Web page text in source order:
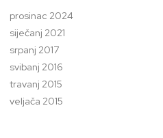
prosinac 2024
siječanj 2021
srpanj 2017
svibanj 2016
travanj 2015
veljača 2015